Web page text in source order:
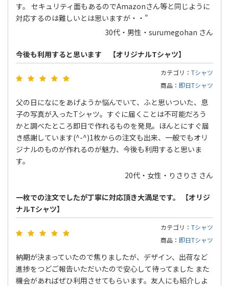
す。 セキュリティ面もあるのでAmazonさん等と同じように
対応するのは難しいとは思いますが・・"
30代・男性・surumegohan さん
今後も利用すると思います 【オリジナルTシャツ】
カテゴリ： Tシャツ
商品： 即日Tシャツ
父の日になにをあげようか悩んでいて、ふと思いついた、息
子の写真が入ったTシャツ。すぐに届くことは不可能だろう
かと調べたところ即日で作れるものを発見。ほんとにすぐ届
き感謝しています(^-^)1枚からの注文も出来、一般でもオリ
ジナルのものが作れるのが魅力、今後も利用すると思いま
す。
20代・女性・りさりさ さん
一枚での注文でしたが丁寧に対応頂き大満足です。 【オリジ
ナルTシャツ】
カテゴリ： Tシャツ
商品： 即日Tシャツ
納期が決まっていたので焦りましたが、デザイン、出荷など
進捗をつどご報告いただいたので安心して待ってました また
機会があればぜひ利用させてもらいます。友人にも紹介しよ